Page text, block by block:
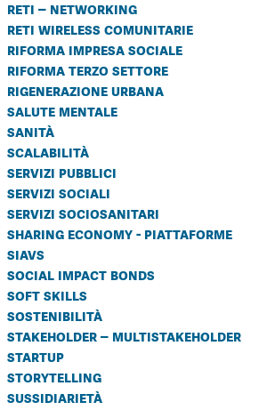
reti – networking
reti wireless comunitarie
riforma impresa sociale
riforma terzo settore
rigenerazione urbana
salute mentale
sanità
scalabilità
servizi pubblici
servizi sociali
servizi sociosanitari
sharing economy - piattaforme
siavs
social impact bonds
soft skills
sostenibilità
stakeholder – multistakeholder
startup
storytelling
sussidiarietà